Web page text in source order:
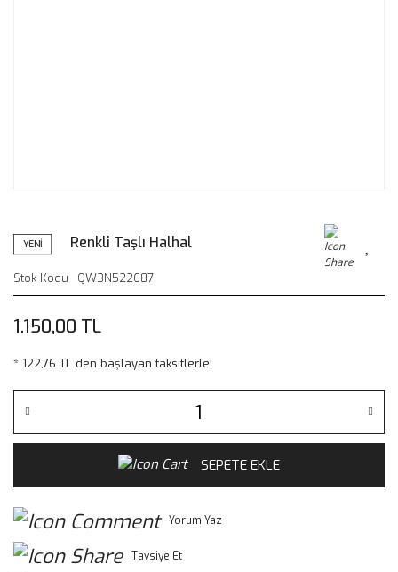
YENİ Renkli Taşlı Halhal
Stok Kodu QW3N522687
1.150,00 TL
* 122,76 TL den başlayan taksitlerle!
SEPETE EKLE
Yorum Yaz
Tavsiye Et